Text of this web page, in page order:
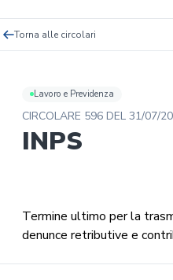
Torna alle circolari
Lavoro e Previdenza
CIRCOLARE 596 DEL 31/07/
INPS
Termine ultimo per la
denunce retributive e